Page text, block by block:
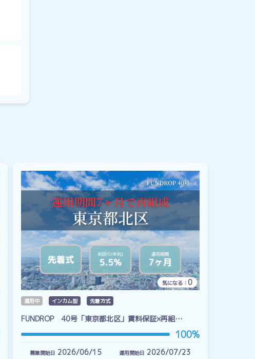
気になる： 0
運用中 インカム型 先着方式
FUNDROP 40号「東京都北区」賃料保証×再組…
100%
募集開始日 2026/06/15 運用開始日 2026/07/23